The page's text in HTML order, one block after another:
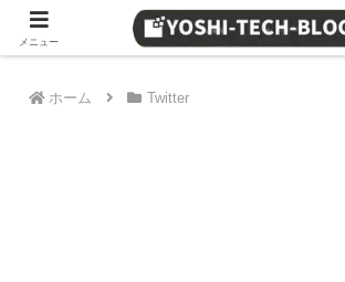
≫ Amazon 日替わりタイムセ
ホーム Twitter
メニュー